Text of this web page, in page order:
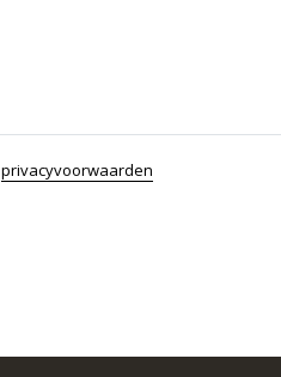
privacyvoorwaarden